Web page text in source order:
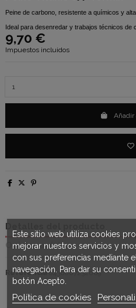
Peine de carbono, resistente a químicos y
Ideal para desenredar y trabajos técnicos de
9,70 €
Impuestos incluidos
Añadir
Detalles del producto
Opiniones(0)
Referencia 8436007232069
Este sitio web utiliza cookies
mejorar nuestros servicios y
con sus preferencias mediante
navegación. Para dar su
botón Acepto.
Política de cookies